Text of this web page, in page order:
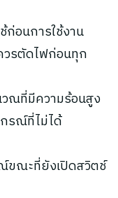
ก่อนการใช้งาน
รตัดไฟก่อนทุก
วณที่มีความร้อนสูง
รณ์ที่ไม่ได้
ขณะที่ยังเปิดสวิตช์